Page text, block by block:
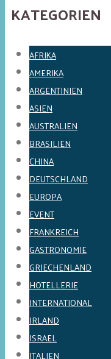
KATEGORIEN
AFRIKA
AMERIKA
ARGENTINIEN
ASIEN
AUSTRALIEN
BRASILIEN
CHINA
DEUTSCHLAND
EUROPA
EVENT
FRANKREICH
GASTRONOMIE
GRIECHENLAND
HOTELLERIE
INTERNATIONAL
IRLAND
ISRAEL
ITALIEN